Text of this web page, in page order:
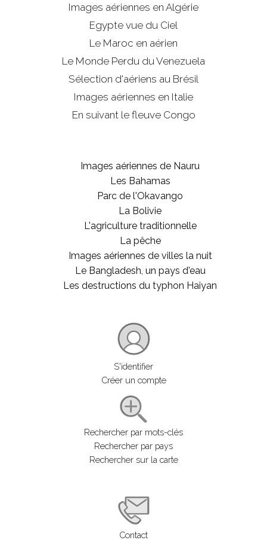
Images aériennes en Algérie
Egypte vue du Ciel
Le Maroc en aérien
Le Monde Perdu du Venezuela
Sélection d'aériens au Brésil
Images aériennes en Italie
En suivant le fleuve Congo
Images aériennes de Nauru
Les Bahamas
Parc de l'Okavango
La Bolivie
L'agriculture traditionnelle
La pêche
Images aériennes de villes la nuit
Le Bangladesh, un pays d'eau
Les destructions du typhon Haiyan
S'identifier
Créer un compte
Rechercher par mots-clés
Rechercher par pays
Rechercher sur la carte
Contact